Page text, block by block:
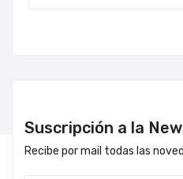
Suscripción a la
Recibe por mail todas las